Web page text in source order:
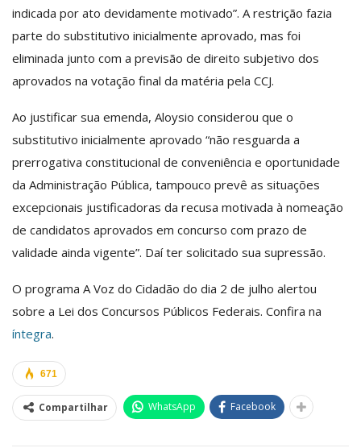
indicada por ato devidamente motivado”. A restrição fazia
parte do substitutivo inicialmente aprovado, mas foi
eliminada junto com a previsão de direito subjetivo dos
aprovados na votação final da matéria pela CCJ.
Ao justificar sua emenda, Aloysio considerou que o
substitutivo inicialmente aprovado “não resguarda a
prerrogativa constitucional de conveniência e oportunidade
da Administração Pública, tampouco prevê as situações
excepcionais justificadoras da recusa motivada à nomeação
de candidatos aprovados em concurso com prazo de
validade ainda vigente”. Daí ter solicitado sua supressão.
O programa A Voz do Cidadão do dia 2 de julho alertou
sobre a Lei dos Concursos Públicos Federais. Confira na
íntegra.
671
Compartilhar WhatsApp Facebook